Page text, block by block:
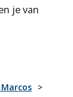
je van
Marcos